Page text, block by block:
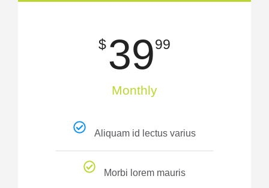
$3999
Monthly
Aliquam id lectus varius
Morbi lorem mauris